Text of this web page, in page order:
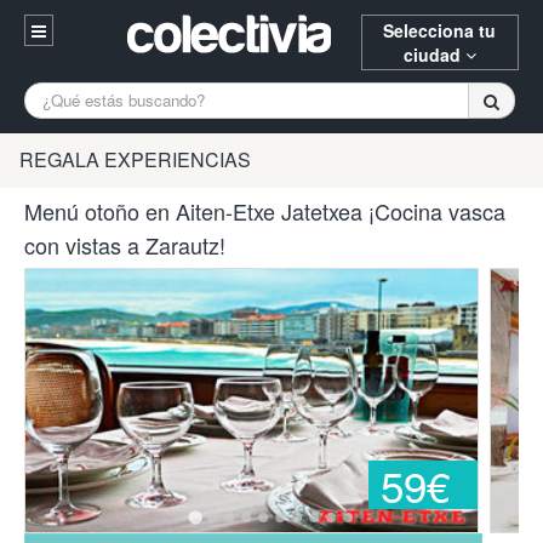
Selecciona tu
ciudad
Entrar
94 652 38 15 (L-V 10:30-15:00)
¿Necesitas ayuda? Escríbenos
A Coruña Alicante
Bilbao Burgos Donostia
Gijón Huesca
Madrid Oviedo Palencia
Pamplona Santander Tarragona
Valencia Vitoria Zaragoza
REGALA EXPERIENCIAS
Menú otoño en Aiten-Etxe Jatetxea ¡Cocina vasca
con vistas a Zarautz!
59€